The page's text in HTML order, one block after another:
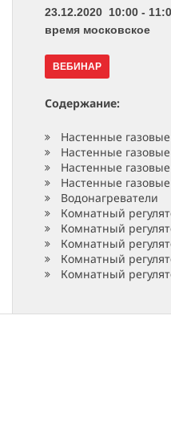
23.12.2020 10:00 -
время московское
ВЕБИНАР
Содержание:
Настенные
Настенные
Настенные
Настенные
Водонагреватели
Комнатный
Комнатный
Комнатный
Комнатный
Комнатный